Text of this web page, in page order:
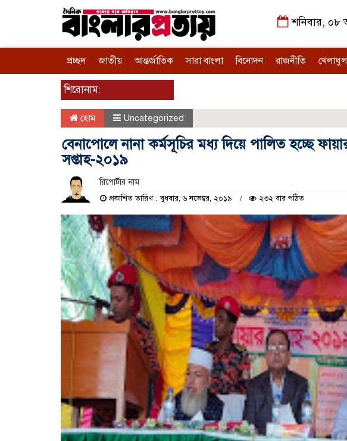
শনিবার, ০৮
প্রচ্ছদ জাতীয় আন্তর্জাতিক সারা বাংলা বিনোদন রাজনীতি
শিরোনাম:
হোম Uncategorized
বেনাপোলে নানা কর্মসূচির মধ্য দিয়ে পালিত হচ্ছে
সপ্তাহ-২০১৯
রিপোর্টার নাম
প্রকাশিত তারিখ : বুধবার, ৬ নভেম্বর, ২০১৯ ২৩২ বার পঠিত